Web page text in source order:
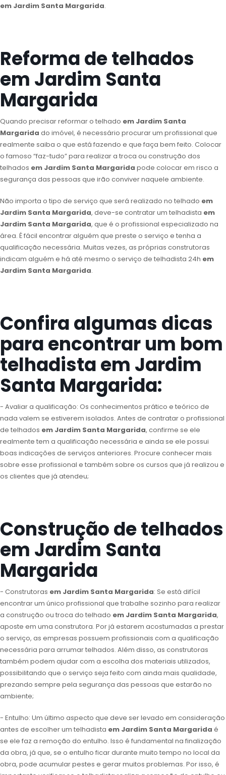
em Jardim Santa Margarida.
Reforma de telhados
em Jardim Santa
Margarida
Quando precisar reformar o telhado em Jardim Santa
Margarida do imóvel, é necessário procurar um profissional que
realmente saiba o que está fazendo e que faça bem feito. Colocar
o famoso “faz-tudo” para realizar a troca ou construção dos
telhados em Jardim Santa Margarida pode colocar em risco a
segurança das pessoas que irão conviver naquele ambiente.
Não importa o tipo de serviço que será realizado no telhado em
Jardim Santa Margarida, deve-se contratar um telhadista em
Jardim Santa Margarida, que é o profissional especializado na
área. É fácil encontrar alguém que preste o serviço e tenha a
qualificação necessária. Muitas vezes, as próprias construtoras
indicam alguém e há até mesmo o serviço de telhadista 24h em
Jardim Santa Margarida.
Confira algumas dicas
para encontrar um bom
telhadista em Jardim
Santa Margarida:
- Avaliar a qualificação: Os conhecimentos prático e teórico de
nada valem se estiverem isolados. Antes de contratar o profissional
de telhados em Jardim Santa Margarida, confirme se ele
realmente tem a qualificação necessária e ainda se ele possui
boas indicações de serviços anteriores. Procure conhecer mais
sobre esse profissional e também sobre os cursos que já realizou e
os clientes que já atendeu;
Construção de telhados
em Jardim Santa
Margarida
- Construtoras em Jardim Santa Margarida: Se está difícil
encontrar um único profissional que trabalhe sozinho para realizar
a construção ou troca do telhado em Jardim Santa Margarida,
aposte em uma construtora. Por já estarem acostumadas a prestar
o serviço, as empresas possuem profissionais com a qualificação
necessária para arrumar telhados. Além disso, as construtoras
também podem ajudar com a escolha dos materiais utilizados,
possibilitando que o serviço seja feito com ainda mais qualidade,
prezando sempre pela segurança das pessoas que estarão no
ambiente;
- Entulho: Um último aspecto que deve ser levado em consideração
antes de escolher um telhadista em Jardim Santa Margarida é
se ele faz a remoção do entulho. Isso é fundamental na finalização
da obra, já que, se o entulho ficar durante muito tempo no local da
obra, pode acumular pestes e gerar muitos problemas. Por isso, é